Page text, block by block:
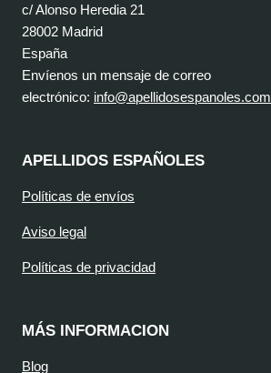
c/ Alonso Heredia 21
28002 Madrid
España
Envíenos un mensaje de correo
electrónico: info@apellidosespanoles.com
APELLIDOS ESPAÑOLES
Políticas de envíos
Aviso legal
Políticas de privacidad
MÁS INFORMACION
Blog